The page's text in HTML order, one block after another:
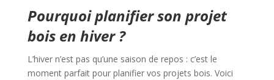
Pourquoi planifier son projet
bois en hiver ?
L’hiver n’est pas qu’une saison de repos : c’est le
moment parfait pour planifier vos projets bois. Voici